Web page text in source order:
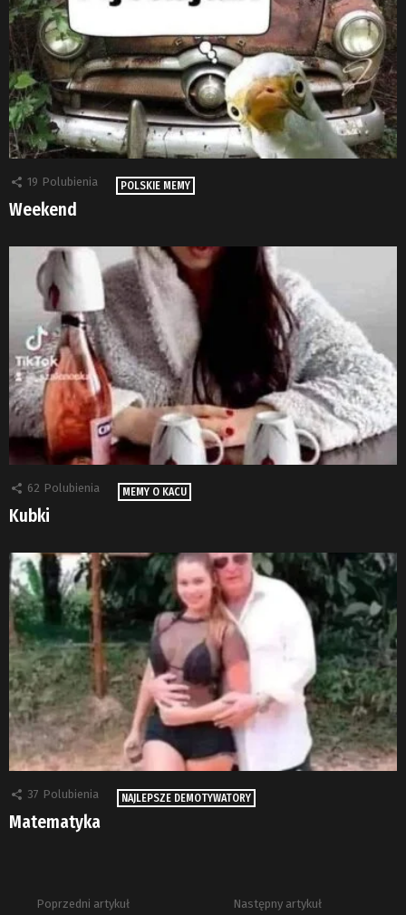
19 Polubienia POLSKIE MEMY
Weekend
62 Polubienia MEMY O KACU
Kubki
37 Polubienia NAJLEPSZE DEMOTYWATORY
Matematyka
ZobaczPoprzedni artykuł Następny artykuł